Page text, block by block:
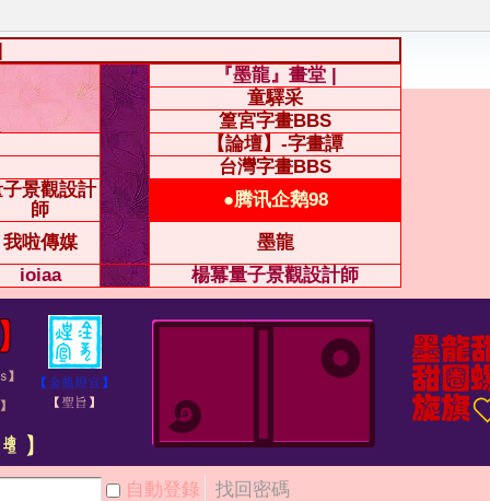
『墨龍』畫堂 |
童驛采
篁宮字畫BBS
【論壇】-字畫譚
台灣字畫BBS
景觀設計
師
●腾讯企鹅98
我啦傳媒
墨龍
ioiaa
楊冪量子景觀設計師
自動登錄
找回密碼